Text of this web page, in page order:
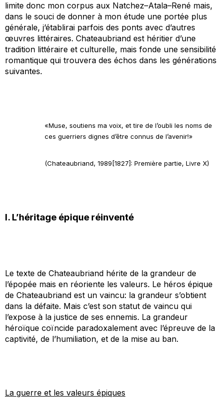
limite donc mon corpus aux Natchez–Atala–René mais,
dans le souci de donner à mon étude une portée plus
générale, j’établirai parfois des ponts avec d’autres
œuvres littéraires. Chateaubriand est héritier d’une
tradition littéraire et culturelle, mais fonde une sensibilité
romantique qui trouvera des échos dans les générations
suivantes.
«Muse, soutiens ma voix, et tire de l’oubli les noms de
ces guerriers dignes d’être connus de l’avenir!»
(Chateaubriand, 1989[1827]: Première partie, Livre X)
I. L’héritage épique réinventé
Le texte de Chateaubriand hérite de la grandeur de
l’épopée mais en réoriente les valeurs. Le héros épique
de Chateaubriand est un vaincu: la grandeur s’obtient
dans la défaite. Mais c’est son statut de vaincu qui
l’expose à la justice de ses ennemis. La grandeur
héroïque coïncide paradoxalement avec l’épreuve de la
captivité, de l’humiliation, et de la mise au ban.
La guerre et les valeurs épiques